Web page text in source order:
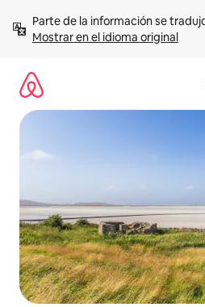
contenidoMostrar en el idioma original